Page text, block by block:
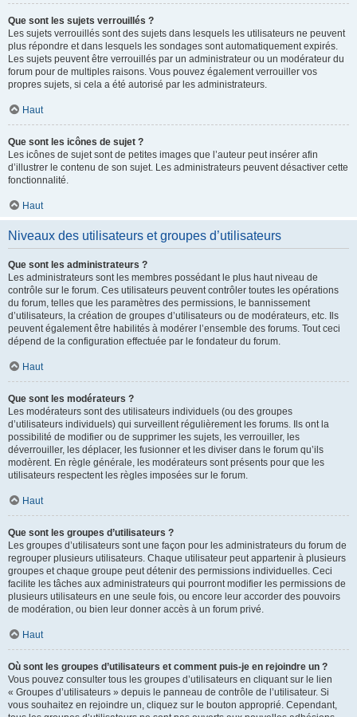
Que sont les sujets verrouillés ?
Les sujets verrouillés sont des sujets dans lesquels les utilisateurs ne peuvent
plus répondre et dans lesquels les sondages sont automatiquement expirés.
Les sujets peuvent être verrouillés par un administrateur ou un modérateur du
forum pour de multiples raisons. Vous pouvez également verrouiller vos
propres sujets, si cela a été autorisé par les administrateurs.
Haut
Que sont les icônes de sujet ?
Les icônes de sujet sont de petites images que l’auteur peut insérer afin
d’illustrer le contenu de son sujet. Les administrateurs peuvent désactiver cette
fonctionnalité.
Haut
Niveaux des utilisateurs et groupes d’utilisateurs
Que sont les administrateurs ?
Les administrateurs sont les membres possédant le plus haut niveau de
contrôle sur le forum. Ces utilisateurs peuvent contrôler toutes les opérations
du forum, telles que les paramètres des permissions, le bannissement
d’utilisateurs, la création de groupes d’utilisateurs ou de modérateurs, etc. Ils
peuvent également être habilités à modérer l’ensemble des forums. Tout ceci
dépend de la configuration effectuée par le fondateur du forum.
Haut
Que sont les modérateurs ?
Les modérateurs sont des utilisateurs individuels (ou des groupes
d’utilisateurs individuels) qui surveillent régulièrement les forums. Ils ont la
possibilité de modifier ou de supprimer les sujets, les verrouiller, les
déverrouiller, les déplacer, les fusionner et les diviser dans le forum qu’ils
modèrent. En règle générale, les modérateurs sont présents pour que les
utilisateurs respectent les règles imposées sur le forum.
Haut
Que sont les groupes d’utilisateurs ?
Les groupes d’utilisateurs sont une façon pour les administrateurs du forum de
regrouper plusieurs utilisateurs. Chaque utilisateur peut appartenir à plusieurs
groupes et chaque groupe peut détenir des permissions individuelles. Ceci
facilite les tâches aux administrateurs qui pourront modifier les permissions de
plusieurs utilisateurs en une seule fois, ou encore leur accorder des pouvoirs
de modération, ou bien leur donner accès à un forum privé.
Haut
Où sont les groupes d’utilisateurs et comment puis-je en rejoindre un ?
Vous pouvez consulter tous les groupes d’utilisateurs en cliquant sur le lien
« Groupes d’utilisateurs » depuis le panneau de contrôle de l’utilisateur. Si
vous souhaitez en rejoindre un, cliquez sur le bouton approprié. Cependant,